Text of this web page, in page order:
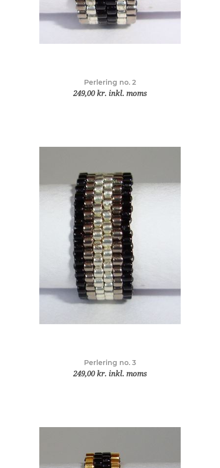
Perlering no. 2
249,00 kr. inkl. moms
Perlering no. 3
249,00 kr. inkl. moms